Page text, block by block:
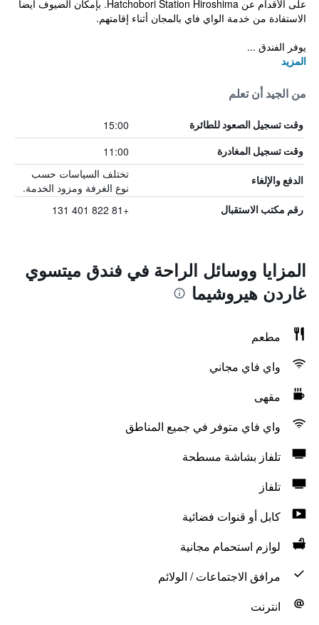
على الأقدام عن Hatchobori Station Hiroshima. بإمكان الضيوف أيضاً
الاستفادة من خدمة الواي فاي بالمجان أثناء إقامتهم.
يوفر الفندق ...
المزيد
من الجيد أن تعلم
وقت تسجيل الصعود للطائرة 15:00
وقت تسجيل المغادرة 11:00
الدفع والإلغاء
تختلف السياسات حسب
نوع الغرفة ومزود الخدمة.
رقم مكتب الاستقبال +81 822 401 131
المزايا ووسائل الراحة في فندق ميتسوي
غاردن هيروشيما
مطعم
واي فاي مجاني
مقهى
واي فاي متوفر في جميع المناطق
تلفاز بشاشة مسطحة
تلفاز
كابل أو قنوات فضائية
لوازم استحمام مجانية
مرافق الاجتماعات / الولائم
انترنت